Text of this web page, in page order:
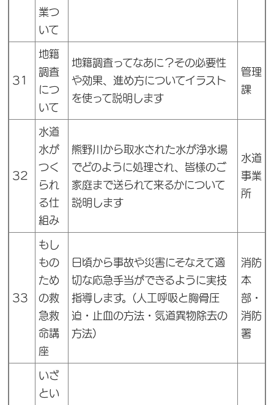
業つ
いて
31
地籍
調査
につ
いて
地籍調査ってなあに？その必要性
や効果、進め方についてイラスト
を使って説明します
管理
課
32
水道
水が
つく
られ
る仕
組み
熊野川から取水された水が浄水場
でどのように処理され、皆様のご
家庭まで送られて来るかについて
説明します
水道
事業
所
33
もし
もの
ため
の救
急救
命講
座
日頃から事故や災害にそなえて適
切な応急手当ができるように実技
指導します。(人工呼吸と胸骨圧
迫・止血の方法・気道異物除去の
方法)
消防
本
部・
消防
署
いざ
とい